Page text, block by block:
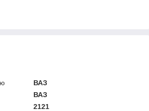
ВАЗ
ВАЗ
2121